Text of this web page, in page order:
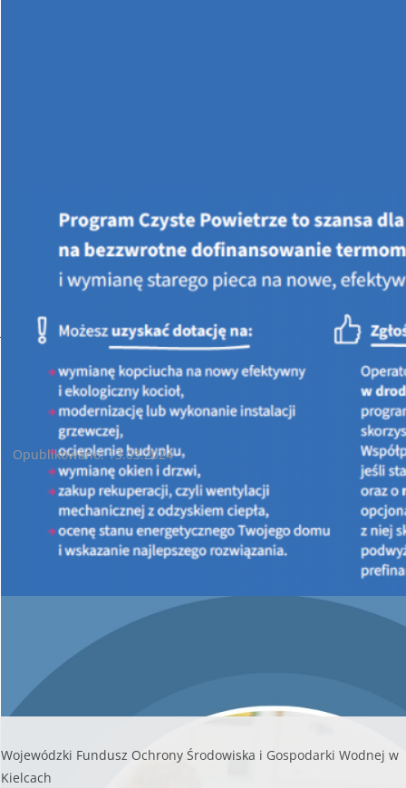
Jesteś tutaj:STRONA GŁÓWNA
AKTUALNOŚCI
Zakończenie Naboru - Ochrona Atmosfery Oraz Ochrona Przed
Hałasem
Zakończenie Naboru - Ochrona Atmosfery Oraz Ochrona Przed
Hałasem
Opublikowano: 13.03.2024
Wojewódzki Fundusz ochrony Środowiska i Gospodarki
Wodnej w Kielcach informuje, że zakańcza
z dniem 13.03.2024
roku o godz. 12.30 nabór wnioskówdla zadańrealizowanych w
2024 roku, z przeznaczeniem na udzielenie pożyczki ze
OCHRONA PRZED HAŁASEM.
Oryginał pisma
Wojewódzki Fundusz Ochrony Środowiska i Gospodarki Wodnej w
Kielcach